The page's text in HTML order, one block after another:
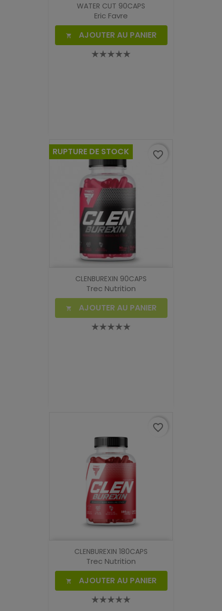
WATER CUT 90CAPS
Eric Favre
 AJOUTER AU PANIER
CLENBUREXIN 90CAPS
Trec Nutrition
 AJOUTER AU PANIER
RUPTURE DE STOCK favorite_border
CLENBUREXIN 180CAPS
Trec Nutrition
 AJOUTER AU PANIER
favorite_border